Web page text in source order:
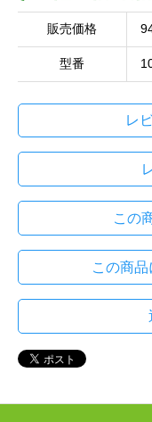
販売価格
型番
レ
この
この商